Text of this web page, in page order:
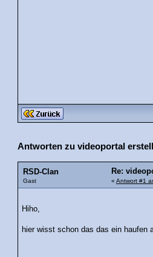
Antworten zu videoportal
RSD-Clan
Gast
Re:
« Antwort #1
Hiho,
hier wisst schon das das ein haufen